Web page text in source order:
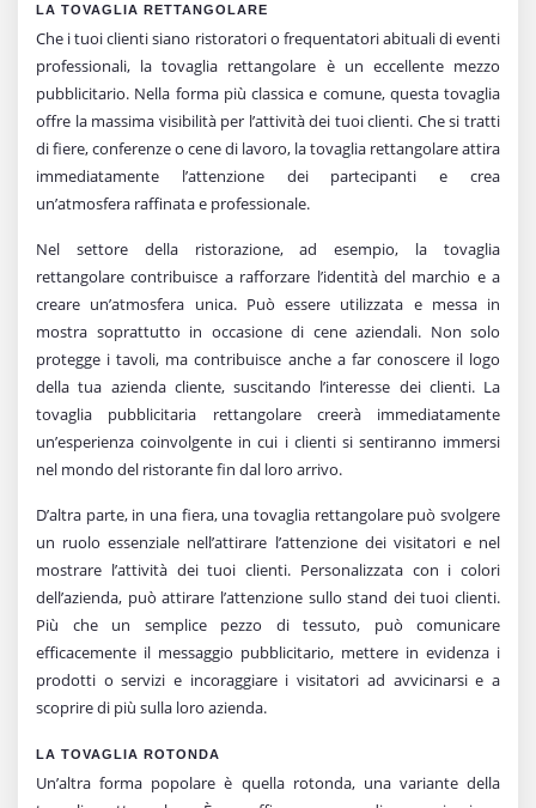
LA TOVAGLIA RETTANGOLARE
Che i tuoi clienti siano ristoratori o frequentatori abituali di eventi
professionali, la tovaglia rettangolare è un eccellente mezzo
pubblicitario. Nella forma più classica e comune, questa tovaglia
offre la massima visibilità per l’attività dei tuoi clienti. Che si tratti
di fiere, conferenze o cene di lavoro, la tovaglia rettangolare attira
immediatamente l’attenzione dei partecipanti e crea
un’atmosfera raffinata e professionale.
Nel settore della ristorazione, ad esempio, la tovaglia
rettangolare contribuisce a rafforzare l’identità del marchio e a
creare un’atmosfera unica. Può essere utilizzata e messa in
mostra soprattutto in occasione di cene aziendali. Non solo
protegge i tavoli, ma contribuisce anche a far conoscere il logo
della tua azienda cliente, suscitando l’interesse dei clienti. La
tovaglia pubblicitaria rettangolare creerà immediatamente
un’esperienza coinvolgente in cui i clienti si sentiranno immersi
nel mondo del ristorante fin dal loro arrivo.
D’altra parte, in una fiera, una tovaglia rettangolare può svolgere
un ruolo essenziale nell’attirare l’attenzione dei visitatori e nel
mostrare l’attività dei tuoi clienti. Personalizzata con i colori
dell’azienda, può attirare l’attenzione sullo stand dei tuoi clienti.
Più che un semplice pezzo di tessuto, può comunicare
efficacemente il messaggio pubblicitario, mettere in evidenza i
prodotti o servizi e incoraggiare i visitatori ad avvicinarsi e a
scoprire di più sulla loro azienda.
LA TOVAGLIA ROTONDA
Un’altra forma popolare è quella rotonda, una variante della